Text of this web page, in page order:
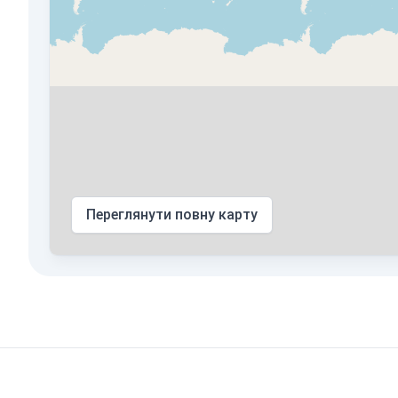
Переглянути повну карту